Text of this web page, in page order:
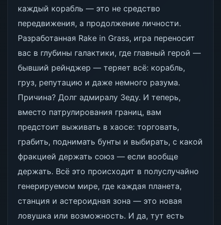
каждый корабль — это не средство
передвижения, а продолжение личности.
Разработанная Rake in Grass, игра переносит
вас в глубины галактики, где главный герой —
бывший рейнджер — теряет всё: корабль,
груз, репутацию и даже немного разума.
Причина? Долг адмиралу Зеду. И теперь,
вместо патрулирования границ, вам
предстоит выживать в хаосе: торговать,
грабить, поднимать бунты и выбирать, с какой
фракцией держать союз — если вообще
держать. Всё это происходит в полуслучайно
генерируемом мире, где каждая планета,
станция и астероидная зона — это новая
ловушка или возможность. И да, тут есть